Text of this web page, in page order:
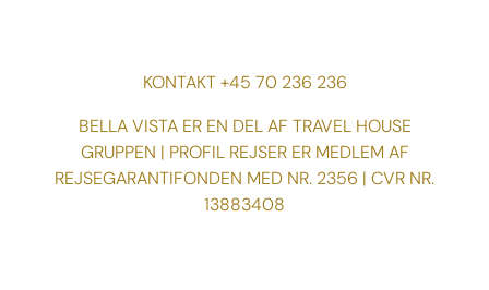
KONTAKT +45 70 236 236
BELLA VISTA ER EN DEL AF TRAVEL HOUSE
GRUPPEN | PROFIL REJSER ER MEDLEM AF
REJSEGARANTIFONDEN MED NR. 2356 | CVR NR.
13883408